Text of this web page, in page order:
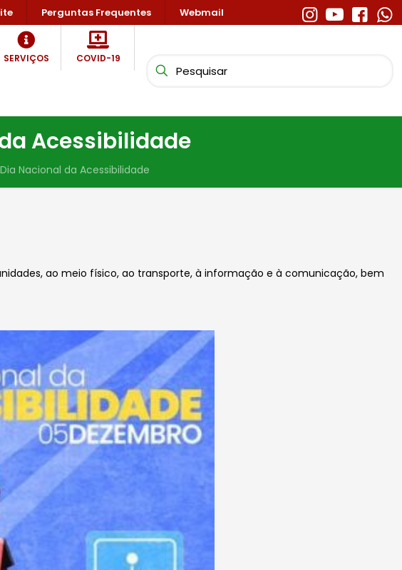
Perguntas Frequentes Webmail
SERVIÇOS COVID-19
Acessibilidade
Nacional da Acessibilidade
ao meio físico, ao transporte, à informação e à comunicação, bem